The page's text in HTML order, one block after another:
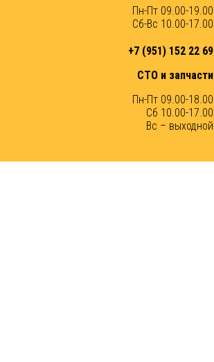
Пн-Пт 09.00-19.00
Сб-Вс 10.00-17.00
+7 (951) 152 22 69
СТО и запчасти
Пн-Пт 09.00-18.00
Сб 10.00-17.00
Вс – выходной